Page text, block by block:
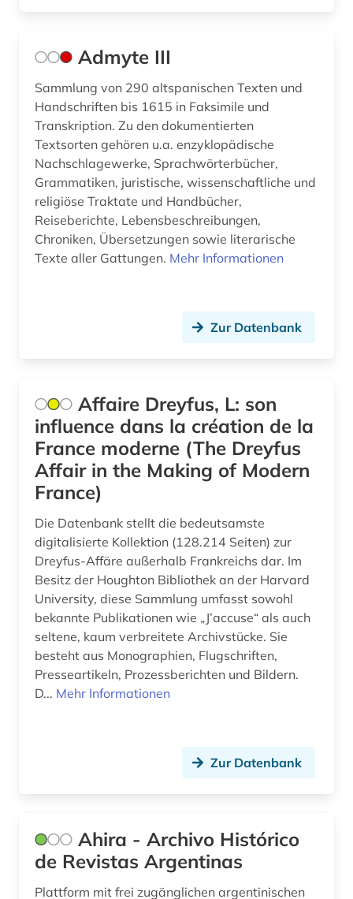
dokumentation (2)
dresden (2)
drittes reich (2)
druckwerk (7)
dänisch (2)
edition (1)
einsprachiges wörterbuch (1)
elektronische publikation (2)
elektronische ressource (1)
elektronische zeitschrift (7)
elektronisches publizieren (1)
england (1)
englisch (36)
enzyklopädie (11)
erlebnisbericht (2)
ethnologie (1)
fachliteratur (1)
Admyte III
Sammlung von 290 altspanischen Texten und
Handschriften bis 1615 in Faksimile und
Transkription. Zu den dokumentierten
Textsorten gehören u.a. enzyklopädische
Nachschlagewerke, Sprachwörterbücher,
Grammatiken, juristische, wissenschaftliche und
religiöse Traktate und Handbücher,
Reiseberichte, Lebensbeschreibungen,
Chroniken, Übersetzungen sowie literarische
Texte aller Gattungen. Mehr Informationen
Zur Datenbank
Affaire Dreyfus, L: son
influence dans la création de la
France moderne (The Dreyfus
Affair in the Making of Modern
France)
Die Datenbank stellt die bedeutsamste
digitalisierte Kollektion (128.214 Seiten) zur
Dreyfus-Affäre außerhalb Frankreichs dar. Im
Besitz der Houghton Bibliothek an der Harvard
University, diese Sammlung umfasst sowohl
bekannte Publikationen wie „J’accuse“ als auch
seltene, kaum verbreitete Archivstücke. Sie
besteht aus Monographien, Flugschriften,
Presseartikeln, Prozessberichten und Bildern.
D... Mehr Informationen
Zur Datenbank
Ahira - Archivo Histórico
de Revistas Argentinas
Plattform mit frei zugänglichen argentinischen